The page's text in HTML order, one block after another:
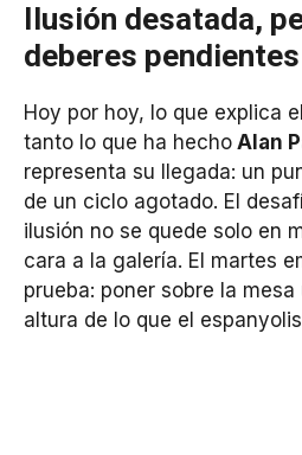
Ilusión desatada,
deberes pendientes
Hoy por hoy, lo que explica
tanto lo que ha hecho Alan
representa su llegada: un
de un ciclo agotado. El
ilusión no se quede solo en
cara a la galería. El martes
prueba: poner sobre la
altura de lo que el